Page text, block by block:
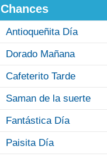
Chances
Antioqueñita Día
Dorado Mañana
Cafeterito Tarde
Saman de la suerte
Fantástica Día
Paisita Día